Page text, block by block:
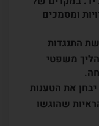
ומסמכים
התנגדות
משפטי
את הטענות
שהוגשו